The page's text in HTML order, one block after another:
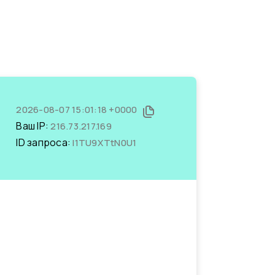
2026-08-07 15:01:18 +0000
Ваш IP:216.73.217.169
ID запроса:I1TU9XTtN0U1